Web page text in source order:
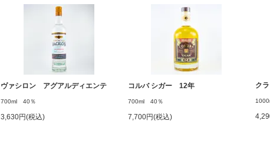
ヴァシロン アグアルディエンテ
700ml 40％
3,630円(税込)
コルバ シガー 12年
700ml 40％
7,700円(税込)
ク